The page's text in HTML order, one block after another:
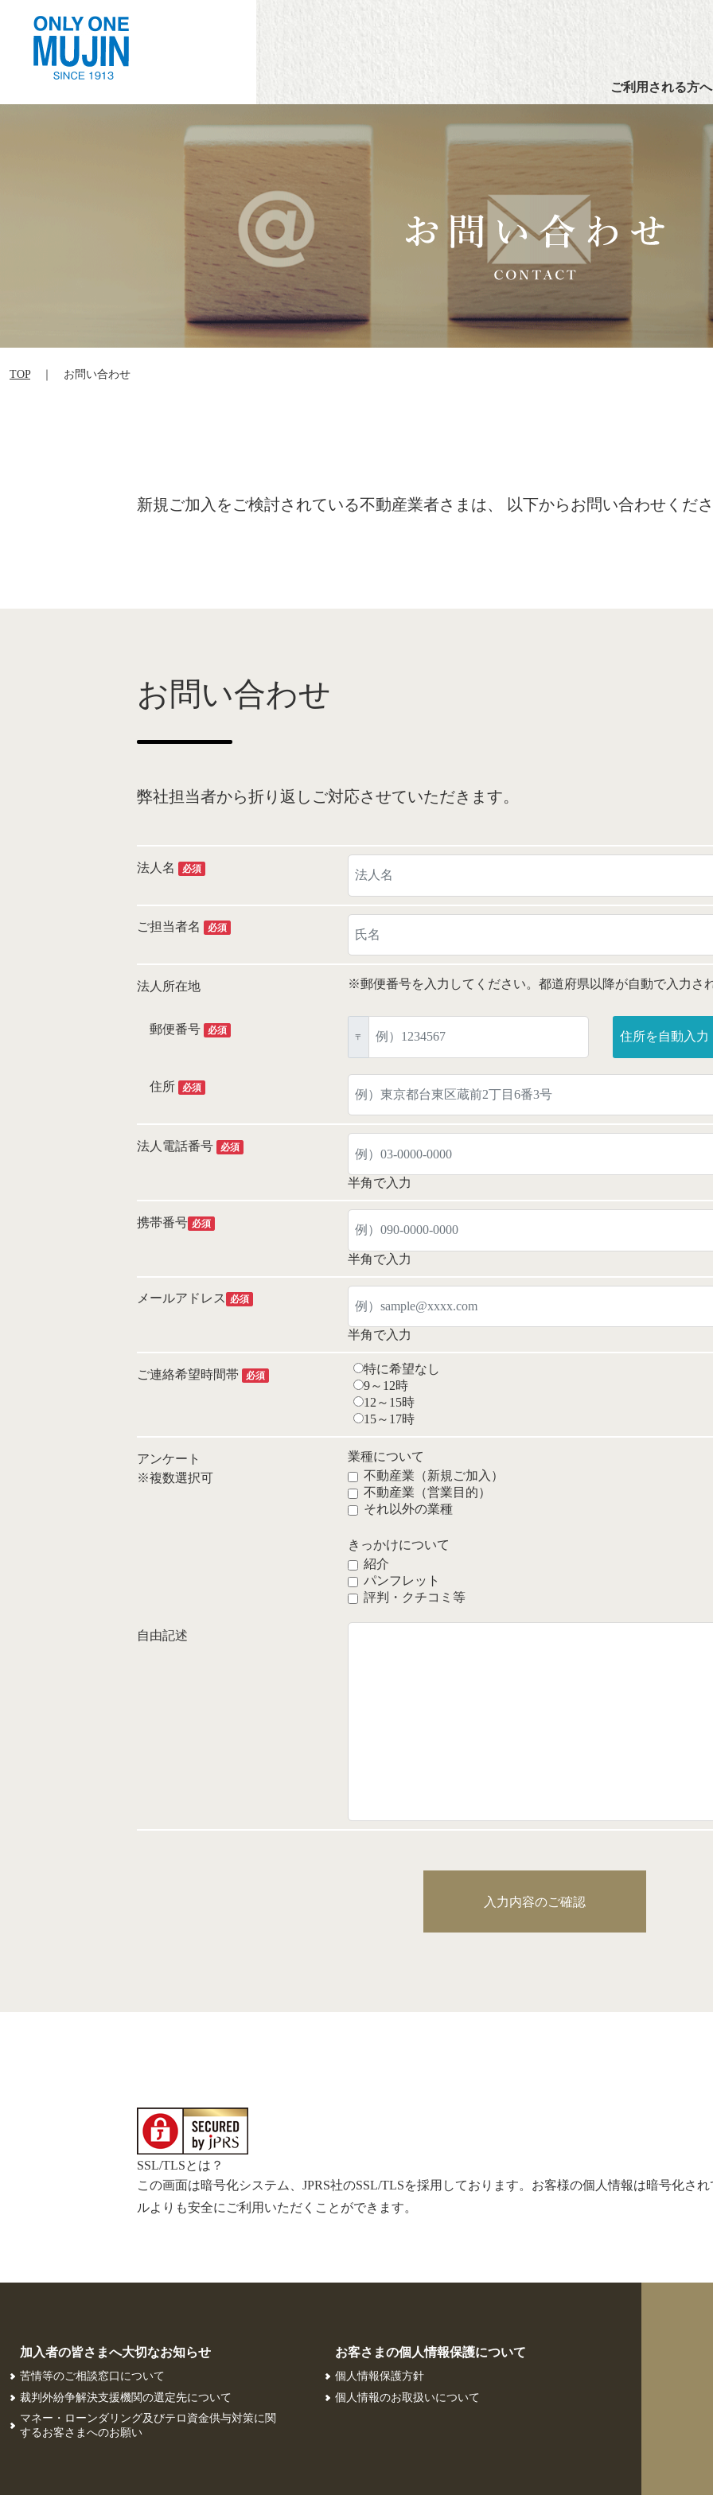
ご利用される方へ
TOP｜ お問い合わせ
新規ご加入をご検討されている不動産業者さまは、 以下からお問い合わせくだ
お問い合わせ
弊社担当者から折り返しご対応させていただきます。
法人名 必須
ご担当者名 必須
法人所在地 ※郵便番号を入力してください。都道府県以降が自動で入力さ
郵便番号 必須
〒
住所 必須
法人電話番号 必須
半角で入力
携帯番号 必須
半角で入力
メールアドレス 必須
半角で入力
ご連絡希望時間帯 必須
特に希望なし
9～12時
12～15時
15～17時
アンケート
※複数選択可
業種について
不動産業（新規ご加入）
不動産業（営業目的）
それ以外の業種
きっかけについて
紹介
パンフレット
評判・クチコミ等
自由記述
SSL/TLSとは？
この画面は暗号化システム、JPRS社のSSL/TLSを採用しております。お客様の個人情報は暗号化さ
ルよりも安全にご利用いただくことができます。
加入者の皆さまへ大切なお知らせ
苦情等のご相談窓口について
裁判外紛争解決支援機関の選定先について
マネー・ローンダリング及びテロ資金供与対策に関
するお客さまへのお願い
お客さまの個人情報保護について
個人情報保護方針
個人情報のお取扱いについて